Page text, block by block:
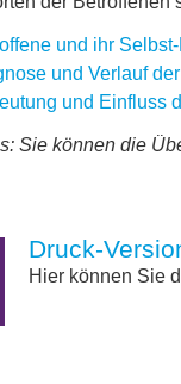
und ihr
und Verlauf
und Einfluss
Sie können die
Druck-
Hier können Sie